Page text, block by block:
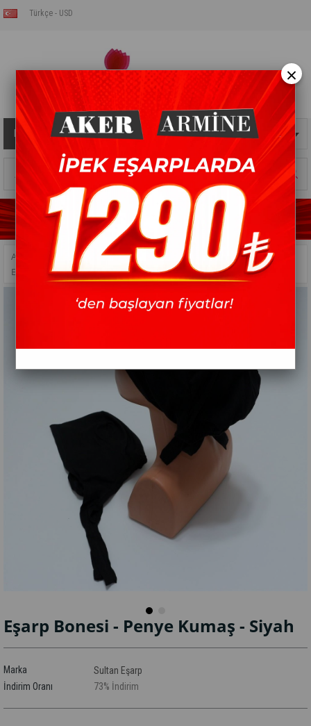
Türkçe - USD
Kategoriler Sepetim 0 Ürün
ANASAYFA> AKSESUAR>
EŞARP BONESI - PENYE KUMAŞ - SIYAH
Eşarp Bonesi - Penye Kumaş - Siyah
Marka
Sultan Eşarp
İndirim Oranı
%
73 İndirim
×